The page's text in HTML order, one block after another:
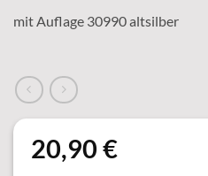
mit Auflage 30990 altsilber
20,90 €